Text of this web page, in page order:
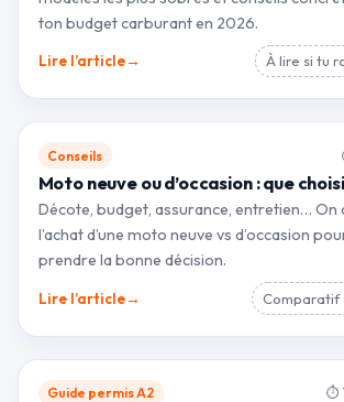
ton budget carburant en 2026.
Lire l’article→ À lire si tu
Conseils
Moto neuve ou d’occasion : que
Décote, budget, assurance, entretien… On
l’achat d’une moto neuve vs d’occasion
prendre la bonne décision.
Lire l’article→ Comparatif
Guide permis A2 ⏱